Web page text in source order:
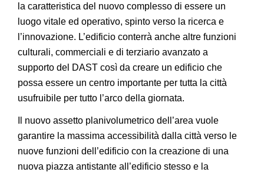
la caratteristica del nuovo complesso di essere un
luogo vitale ed operativo, spinto verso la ricerca e
l’innovazione. L’edificio conterrà anche altre funzioni
culturali, commerciali e di terziario avanzato a
supporto del DAST così da creare un edificio che
possa essere un centro importante per tutta la città
usufruibile per tutto l’arco della giornata.
Il nuovo assetto planivolumetrico dell’area vuole
garantire la massima accessibilità dalla città verso le
nuove funzioni dell’edificio con la creazione di una
nuova piazza antistante all’edificio stesso e la